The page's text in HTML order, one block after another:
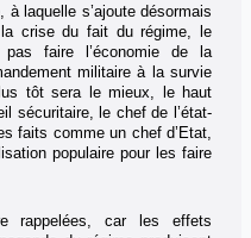
laquelle s’ajoute désormais
la crise du fait du régime, le
pas faire l’économie de la
militaire à la survie
tôt sera le mieux, le haut
sécuritaire, le chef de l’état-
faits comme un chef d’Etat,
populaire pour les faire
rappelées, car les effets